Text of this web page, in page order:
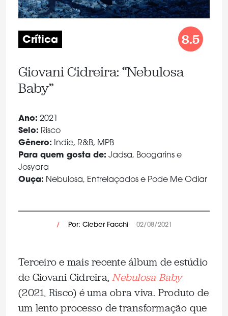
Crítica 8.5
Giovani Cidreira: “Nebulosa
Baby”
Ano: 2021
Selo: Risco
Gênero: Indie, R&B, MPB
Para quem gosta de: Jadsa, Boogarins e
Josyara
Ouça: Nebulosa, Entrelaçados e Pode Me Odiar
/ Por: Cleber Facchi 02/08/2021
Terceiro e mais recente álbum de estúdio
de Giovani Cidreira,Nebulosa Baby
(2021, Risco) é uma obra viva. Produto de
um lento processo de transformação que